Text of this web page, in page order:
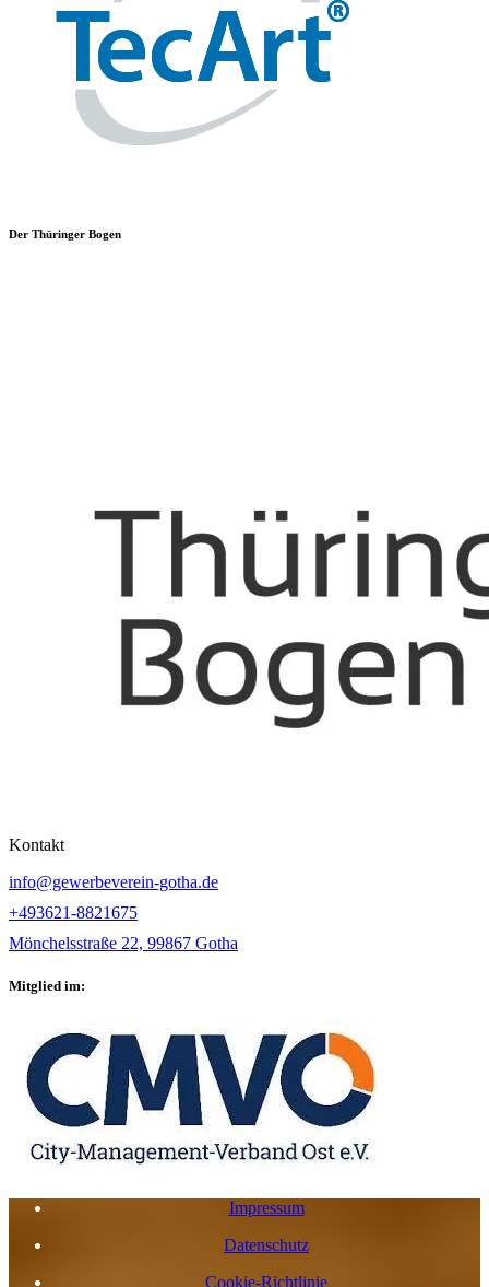
Der Thüringer Bogen
Kontakt
info@gewerbeverein-gotha.de
+493621-8821675
Mönchelsstraße 22, 99867 Gotha
Mitglied im:
Impressum
Datenschutz
Cookie-Richtlinie